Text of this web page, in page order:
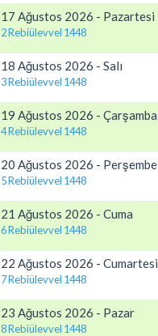
17 Ağustos 2026 - Pazartesi
2 Rebiülevvel 1448
18 Ağustos 2026 - Salı
3 Rebiülevvel 1448
19 Ağustos 2026 - Çarşamba
4 Rebiülevvel 1448
20 Ağustos 2026 - Perşembe
5 Rebiülevvel 1448
21 Ağustos 2026 - Cuma
6 Rebiülevvel 1448
22 Ağustos 2026 - Cumartesi
7 Rebiülevvel 1448
23 Ağustos 2026 - Pazar
8 Rebiülevvel 1448